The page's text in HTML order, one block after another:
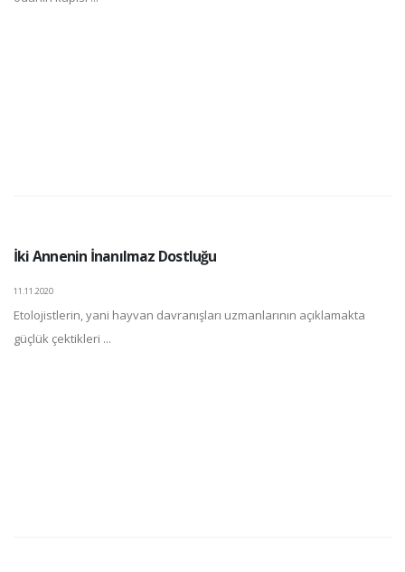
İki Annenin İnanılmaz Dostluğu
11.11.2020
Etolojistlerin, yani hayvan davranışları uzmanlarının açıklamakta
güçlük çektikleri ...